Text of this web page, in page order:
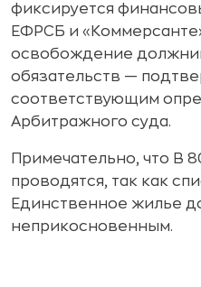
фиксируется
ЕФРСБ и
освобождение
обязательств —
соответствующим
Арбитражного суда.
Примечательно, что В
проводятся, так как
Единственное жилье
неприкосновенным.